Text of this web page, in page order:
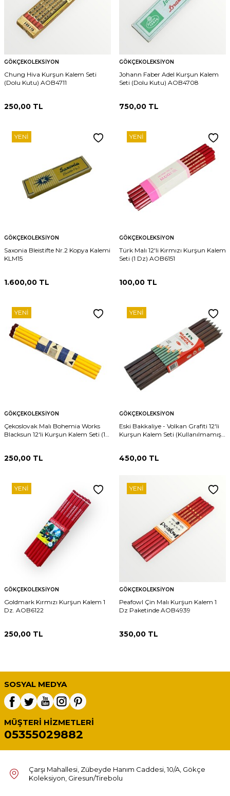
GÖKÇEKOLEKSIYON
Chung Hiva Kurşun Kalem Seti
(Dolu Kutu) AOB4711
250,00 TL
GÖKÇEKOLEKSIYON
Johann Faber Adel Kurşun Kalem
Seti (Dolu Kutu) AOB4708
750,00 TL
YENI
GÖKÇEKOLEKSIYON
Saxonia Bleistifte Nr.2 Kopya Kalemi
KLM15
1.600,00 TL
YENI
GÖKÇEKOLEKSIYON
Türk Malı 12'li Kırmızı Kurşun Kalem
Seti (1 Dz) AOB6151
100,00 TL
YENI
GÖKÇEKOLEKSIYON
Çekoslovak Malı Bohemia Works
Blacksun 12'li Kurşun Kalem Seti (1
250,00 TL
YENI
GÖKÇEKOLEKSIYON
Eski Bakkaliye - Volkan Grafiti 12'li
Kurşun Kalem Seti (Kullanılmamış)
450,00 TL
YENI
GÖKÇEKOLEKSIYON
Goldmark Kırmızı Kurşun Kalem 1
Dz. AOB6122
250,00 TL
YENI
GÖKÇEKOLEKSIYON
Peafowl Çin Malı Kurşun Kalem 1
Dz Paketinde AOB4939
350,00 TL
SOSYAL MEDYA
MÜŞTERI HIZMETLERI
05355029882
Çarşı Mahallesi, Zübeyde Hanım Caddesi, 10/A, Gökçe
Koleksiyon, Giresun/Tirebolu